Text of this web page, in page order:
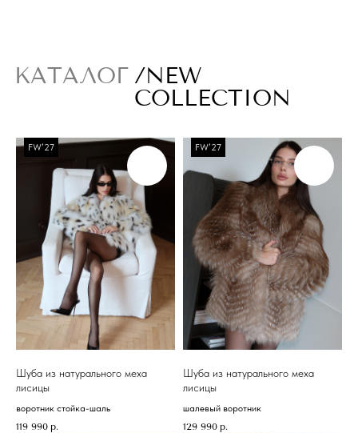
FW’27
Шуба из натурального меха
лисицы
воротник стойка-шаль
119 990 р.
FW’27
Шуба из натурального меха
лисицы
шалевый воротник
129 990 р.